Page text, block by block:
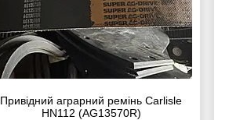
Привідний аграрний ремінь Carlisle
HN112 (AG13570R)